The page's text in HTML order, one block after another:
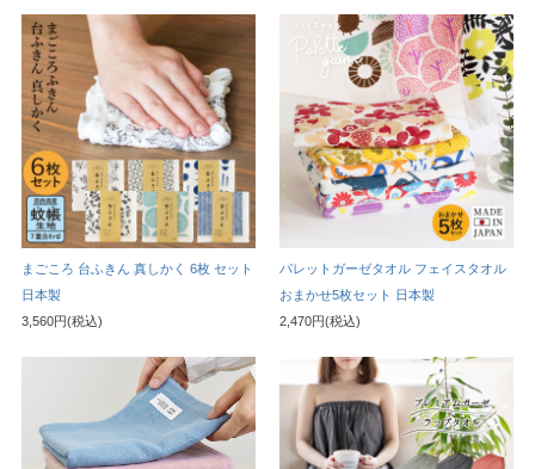
まごころ 台ふきん 真しかく 6枚 セット
日本製
3,560円(税込)
パレットガーゼタオル フェイスタオル
おまかせ5枚セット 日本製
2,470円(税込)